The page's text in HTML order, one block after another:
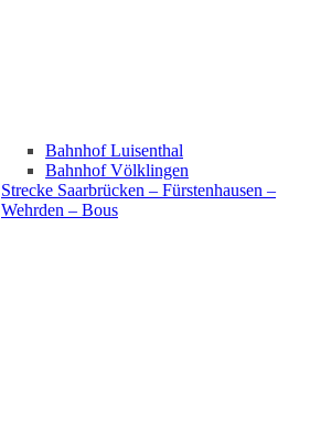
Bahnhof Luisenthal
Bahnhof Völklingen
Strecke Saarbrücken – Fürstenhausen –
Wehrden – Bous